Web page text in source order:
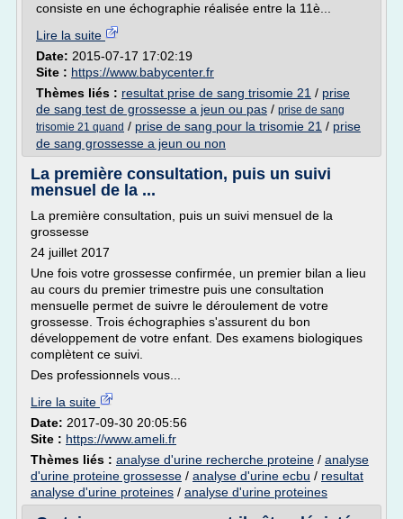
consiste en une échographie réalisée entre la 11è...
Lire la suite
Date: 2015-07-17 17:02:19
Site : https://www.babycenter.fr
Thèmes liés : resultat prise de sang trisomie 21 / prise
de sang test de grossesse a jeun ou pas / prise de sang
trisomie 21 quand / prise de sang pour la trisomie 21 / prise
de sang grossesse a jeun ou non
La première consultation, puis un suivi
mensuel de la ...
La première consultation, puis un suivi mensuel de la
grossesse
24 juillet 2017
Une fois votre grossesse confirmée, un premier bilan a lieu
au cours du premier trimestre puis une consultation
mensuelle permet de suivre le déroulement de votre
grossesse. Trois échographies s'assurent du bon
développement de votre enfant. Des examens biologiques
complètent ce suivi.
Des professionnels vous...
Lire la suite
Date: 2017-09-30 20:05:56
Site : https://www.ameli.fr
Thèmes liés : analyse d'urine recherche proteine / analyse
d'urine proteine grossesse / analyse d'urine ecbu / resultat
analyse d'urine proteines / analyse d'urine proteines